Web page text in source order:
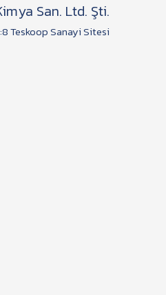
San. Ltd. Şti.
Teskoop Sanayi Sitesi